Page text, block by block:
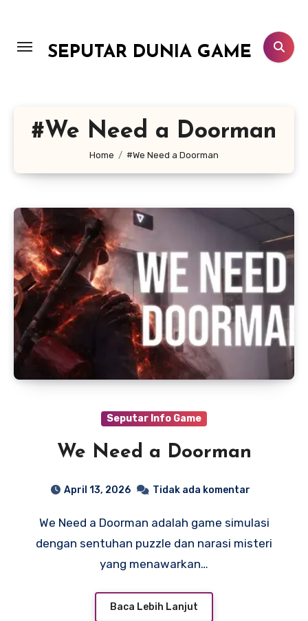
konten
SEPUTAR DUNIA GAME
#We Need a Doorman
Home #We Need a Doorman
Seputar Info Game
We Need a Doorman
April 13, 2026 Tidak ada komentar
We Need a Doorman adalah game simulasi
dengan sentuhan puzzle dan narasi misteri
yang menawarkan…
Baca Lebih Lanjut